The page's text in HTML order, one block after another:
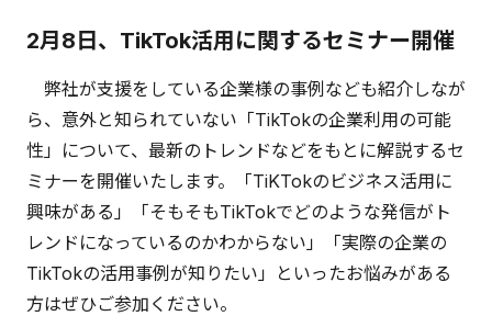
2月8日、TikTok活用に関するセミナー開催
弊社が支援をしている企業様の事例なども紹介しなが
ら、意外と知られていない「TikTokの企業利用の可能
性」について、最新のトレンドなどをもとに解説するセ
ミナーを開催いたします。「TiKTokのビジネス活用に
興味がある」「そもそもTikTokでどのような発信がト
レンドになっているのかわからない」「実際の企業の
TikTokの活用事例が知りたい」といったお悩みがある
方はぜひご参加ください。